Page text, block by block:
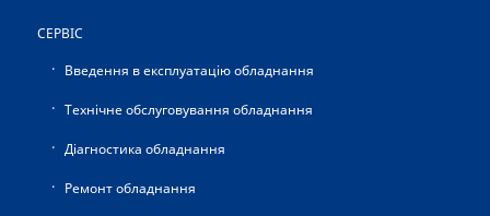
СЕРВІС
Введення в експлуатацію обладнання
Технічне обслуговування обладнання
Діагностика обладнання
Ремонт обладнання